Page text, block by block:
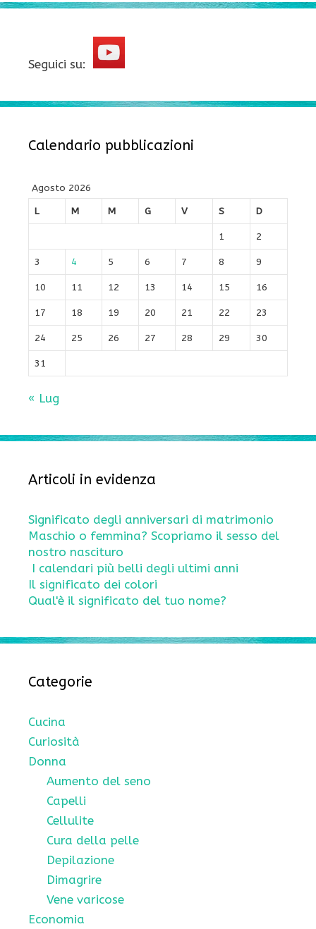
Seguici su:
Calendario pubblicazioni
Agosto 2026
L
M M G V S D
1 2
3 4 5 6 7 8 9
10 11 12 13 14 15 16
17 18 19 20 21 22 23
24 25 26 27 28 29 30
31
« Lug
Articoli in evidenza
Significato degli anniversari di matrimonio
Maschio o femmina? Scopriamo il sesso del
nostro nascituro
I calendari più belli degli ultimi anni
Il significato dei colori
Qual'è il significato del tuo nome?
Categorie
Cucina
Curiosità
Donna
Aumento del seno
Capelli
Cellulite
Cura della pelle
Depilazione
Dimagrire
Vene varicose
Economia